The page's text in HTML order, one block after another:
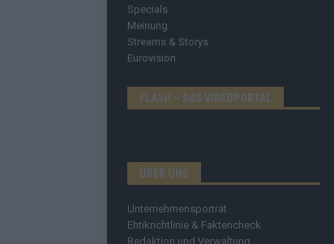
Specials
Meinung
Streams & Storys
Eurovision
FLASH – DAS VIDEOPORTAL
ÜBER UNS
Unternehmensporträt
Ehtikrichtlinie & Faktencheck
Redaktion und Verwaltung